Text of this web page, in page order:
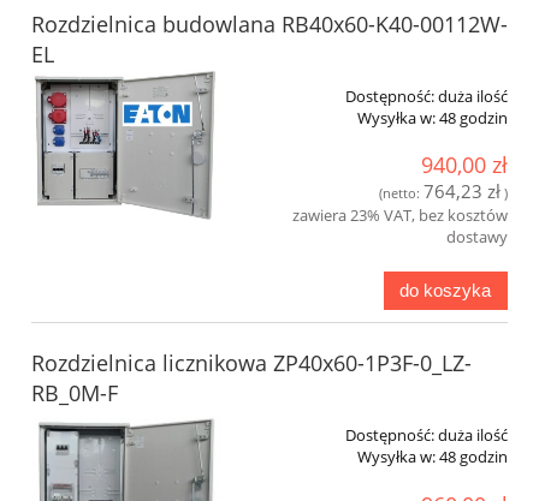
Rozdzielnica budowlana RB40x60-K40-00112W-
EL
Dostępność:duża ilość
Wysyłka w:48 godzin
940,00 zł
(netto: 764,23 zł )
zawiera 23% VAT, bez kosztów
dostawy
do koszyka
Rozdzielnica licznikowa ZP40x60-1P3F-0_LZ-
RB_0M-F
Dostępność:duża ilość
Wysyłka w:48 godzin